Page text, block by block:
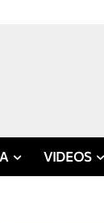
VIDEOS